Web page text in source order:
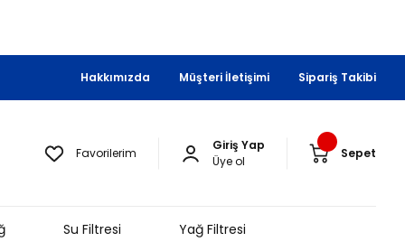
Hakkımızda Müşteri İletişimi Sipariş Takibi
Favorilerim
Giriş Yap
Üye ol
Sepet
Su Filtresi Yağ Filtresi